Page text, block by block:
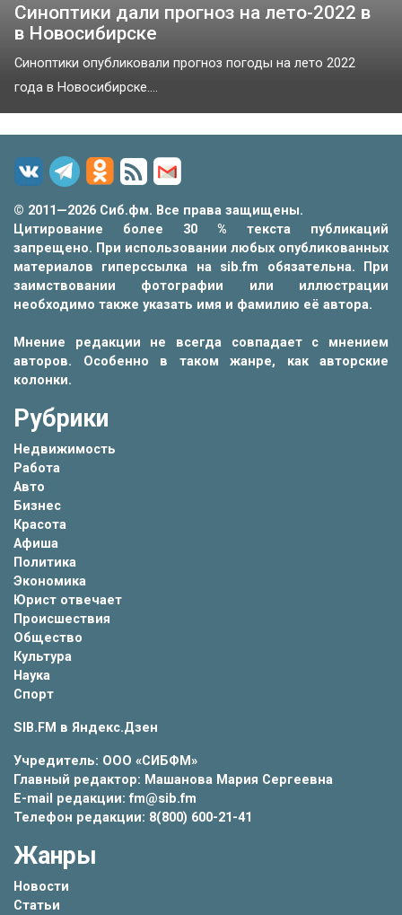
Синоптики дали прогноз на лето-2022 в
в Новосибирске
Синоптики опубликовали прогноз погоды на лето 2022
года в Новосибирске....
© 2011—2026 Сиб.фм. Все права защищены.
Цитирование более 30 % текста публикаций
запрещено. При использовании любых опубликованных
материалов гиперссылка на sib.fm обязательна. При
заимствовании фотографии или иллюстрации
необходимо также указать имя и фамилию её автора.
Мнение редакции не всегда совпадает с мнением
авторов. Особенно в таком жанре, как авторские
колонки.
Рубрики
Недвижимость
Работа
Авто
Бизнес
Красота
Афиша
Политика
Экономика
Юрист отвечает
Происшествия
Общество
Культура
Наука
Спорт
SIB.FM в Яндекс.Дзен
Учредитель: ООО «СИБФМ»
Главный редактор: Машанова Мария Сергеевна
E-mail редакции: fm@sib.fm
Телефон редакции: 8(800) 600-21-41
Жанры
Новости
Статьи